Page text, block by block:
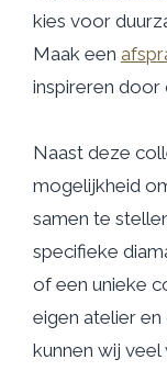
kies voor
Maak een
inspireren door
Naast deze
mogelijkheid
samen te
specifieke
of een unieke
eigen atelier
kunnen wij veel